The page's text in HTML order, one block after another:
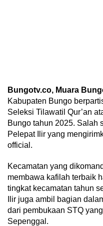
Bungotv.co, Muara
Kabupaten Bungo
Seleksi Tilawatil Qur’an
Bungo tahun 2025. Salah
Pelepat Ilir yang
official.
Kecamatan yang
membawa kafilah terbaik
tingkat kecamatan tahun
Ilir juga ambil bagian
dari pembukaan STQ
Sepenggal.